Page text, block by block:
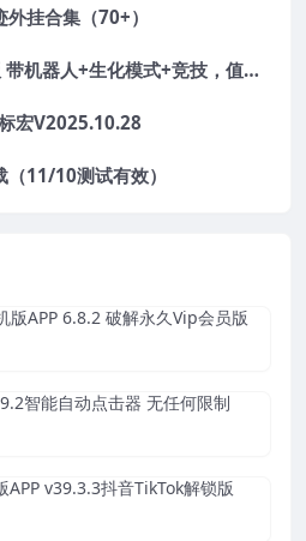
挂合集（70+）
CF穿越火线2023版 带机器人+生化模式+竞技，值得收藏
宏V2025.10.28
11/10测试有效）
版APP 6.8.2 破解永久Vip会员版
智能自动点击器 无任何限制
APP v39.3.3抖音TikTok解锁版